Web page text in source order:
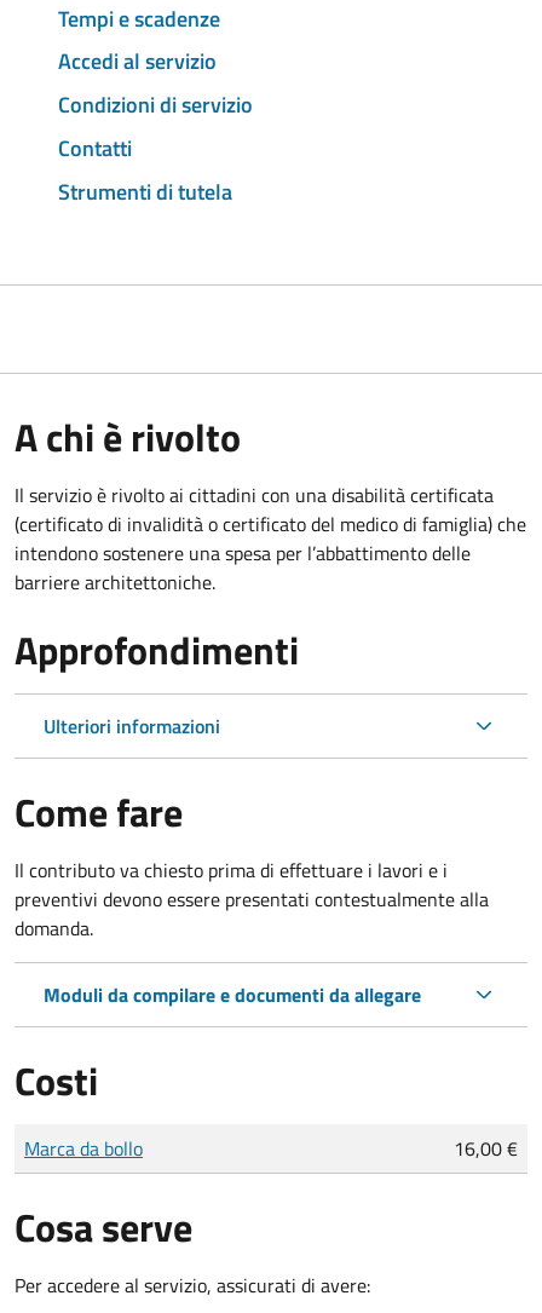
Tempi e scadenze
Accedi al servizio
Condizioni di servizio
Contatti
Strumenti di tutela
A chi è rivolto
Il servizio è rivolto ai cittadini con una disabilità certificata
(certificato di invalidità o certificato del medico di famiglia) che
intendono sostenere una spesa per l’abbattimento delle
barriere architettoniche.
Approfondimenti
Ulteriori informazioni
Come fare
Il contributo va chiesto prima di effettuare i lavori e i
preventivi devono essere presentati contestualmente alla
domanda.
Moduli da compilare e documenti da allegare
Costi
Tipo di pagamento
Importo
Marca da bollo 16,00 €
Cosa serve
Per accedere al servizio, assicurati di avere: